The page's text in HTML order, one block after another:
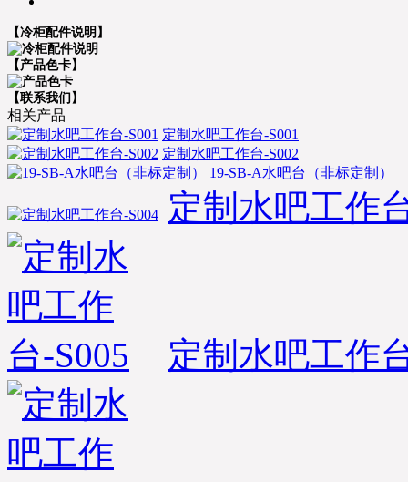
【冷柜配件说明】
【产品色卡】
【联系我们】
相关产品
定制水吧工作台-S001
定制水吧工作台-S002
19-SB-A水吧台（非标定制）
定制水吧工作
定制水吧工作